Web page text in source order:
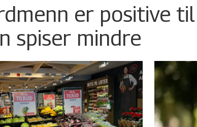
er positive
spiser mindre